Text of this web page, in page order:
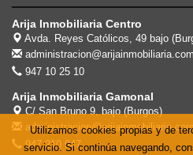
Arija Inmobiliaria Centro
Avda. Reyes Católicos, 49 bajo
administracion@arijainmobiliaria.com
947 10 25 10
Arija Inmobiliaria Gamonal
C/ San Bruno 9, bajo (Burgos)
947 210 947
Utilizamos cookies propias y de
servicio. Si continúa navegando,